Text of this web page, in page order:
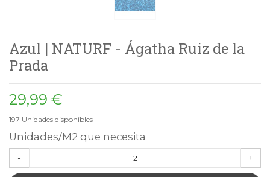
Azul | NATURF - Ágatha Ruiz de la
Prada
29,99 €
197 Unidades disponibles
Unidades/M2 que necesita
- +